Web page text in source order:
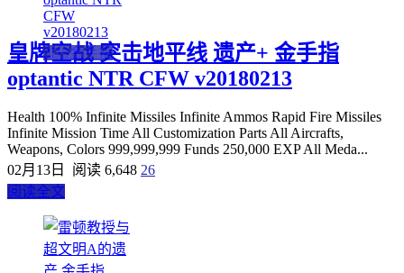
3DS金手指
皇牌空战 突击地平线 遗产+ 金手指
optantic NTR CFW v20180213
Health 100% Infinite Missiles Infinite Ammos Rapid Fire Missiles
Infinite Mission Time All Customization Parts All Aircrafts,
Weapons, Colors 999,999,999 Funds 250,000 EXP All Meda...
02月13日
阅读 6,648 26
阅读全文